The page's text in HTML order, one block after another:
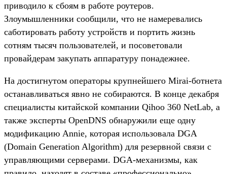
приводило к сбоям в работе роутеров.
Злоумышленники сообщили, что не намеревались
саботировать работу устройств и портить жизнь
сотням тысяч пользователей, и посоветовали
провайдерам закупать аппаратуру понадежнее.
На достигнутом операторы крупнейшего Mirai-ботнета
останавливаться явно не собираются. В конце декабря
специалисты китайской компании Qihoo 360 NetLab, а
также эксперты OpenDNS обнаружили еще одну
модификацию Annie, которая использовала DGA
(Domain Generation Algorithm) для резервной связи с
управляющими серверами. DGA-механизмы, как